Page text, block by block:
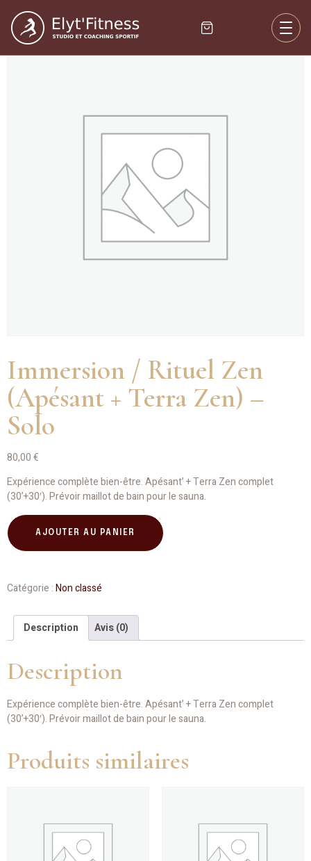
– Solo
Immersion / Rituel Zen
(Apésant + Terra Zen) –
Solo
80,00€
Expérience complète bien-être. Apésant’ + Terra Zen complet
(30’+30′). Prévoir maillot de bain pour le sauna.
AJOUTER AU PANIER
Catégorie :Non classé
Description Avis (0)
Description
Expérience complète bien-être. Apésant’ + Terra Zen complet
(30’+30′). Prévoir maillot de bain pour le sauna.
Produits similaires